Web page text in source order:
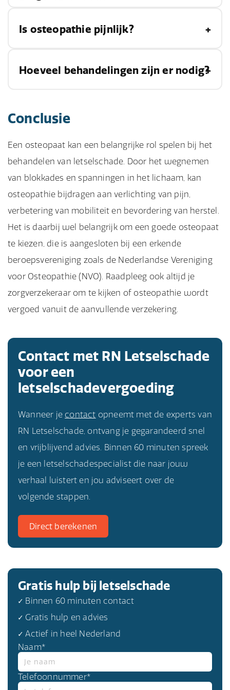
bepaalde aandoeningen of zwangerschap.
(NVO). Via de website van de NVO kun je
buurt.
Het wordt (deels) vergoed vanuit de
Is osteopathie pijnlijk?
Nee, over het algemeen is een behandeling bij
Hoeveel behandelingen zijn er nodig?
klachten. De osteopaat zal hierover adviseren
tijdens het intakegesprek.
Conclusie
Een osteopaat kan een belangrijke rol spelen bij het
behandelen van letselschade. Door het wegnemen
van blokkades en spanningen in het lichaam, kan
osteopathie bijdragen aan verlichting van pijn,
verbetering van mobiliteit en bevordering van herstel.
Het is daarbij wel belangrijk om een goede osteopaat
te kiezen, die is aangesloten bij een erkende
beroepsvereniging zoals de Nederlandse Vereniging
voor Osteopathie (NVO). Raadpleeg ook altijd je
zorgverzekeraar om te kijken of osteopathie wordt
vergoed vanuit de aanvullende verzekering.
Contact met RN Letselschade
voor een
letselschadevergoeding
Wanneer je contact opneemt met de experts van
RN Letselschade, ontvang je gegarandeerd snel
en vrijblijvend advies. Binnen 60 minuten spreek
je een letselschadespecialist die naar jouw
verhaal luistert en jou adviseert over de
volgende stappen.
Direct berekenen
Gratis hulp bij letselschade
✓ Binnen 60 minuten contact
✓ Gratis hulp en advies
✓ Actief in heel Nederland
Naam*
Telefoonnummer*